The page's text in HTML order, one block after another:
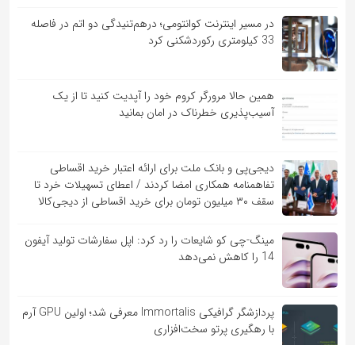
در مسیر اینترنت کوانتومی؛ درهم‌تنیدگی دو اتم در فاصله
33 کیلومتری رکوردشکنی کرد
همین حالا مرورگر کروم خود را آپدیت کنید تا از یک
آسیب‌‌‌‌پذیری خطرناک در امان بمانید
دیجی‌پی و بانک ملت برای ارائه اعتبار خرید اقساطی
تفاهم‎نامه همکاری امضا کردند / اعطای تسهیلات خرد تا
سقف ۳۰ میلیون تومان برای خرید اقساطی از دیجی‌کالا
مینگ-چی کو شایعات را رد کرد: اپل سفارشات تولید آیفون
14 را کاهش نمی‌دهد
پردازشگر گرافیکی Immortalis معرفی شد؛ اولین GPU آرم
با رهگیری پرتو سخت‌افزاری